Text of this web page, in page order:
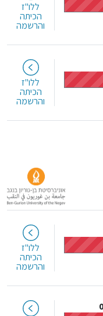
ללו"ז
הכיתה
והרשמה
ללו"ז
הכיתה
והרשמה
ללו"ז
הכיתה
והרשמה